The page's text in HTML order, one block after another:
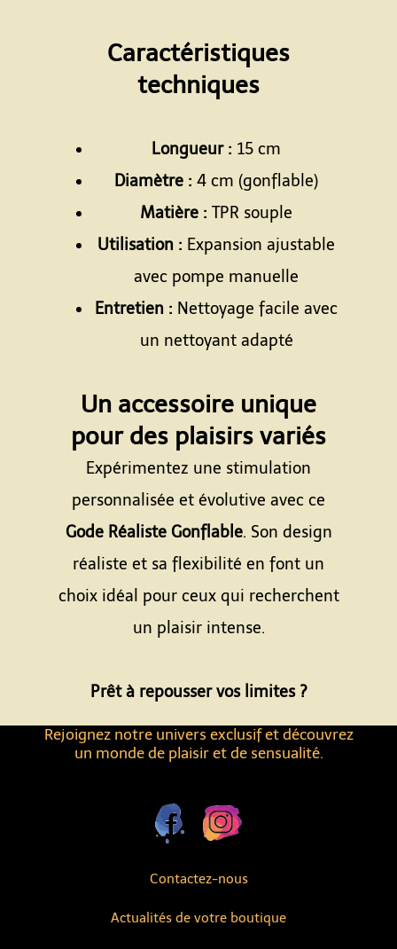
Contactez-nous
Actualités de votre boutique
Rejoignez notre univers exclusif et découvrez
un monde de plaisir et de sensualité.
Caractéristiques
techniques
Longueur : 15 cm
Diamètre : 4 cm (gonflable)
Matière : TPR souple
Utilisation : Expansion ajustable
avec pompe manuelle
Entretien : Nettoyage facile avec
un nettoyant adapté
Un accessoire unique
pour des plaisirs variés
Expérimentez une stimulation
personnalisée et évolutive avec ce
Gode Réaliste Gonflable. Son design
réaliste et sa flexibilité en font un
choix idéal pour ceux qui recherchent
un plaisir intense.
Prêt à repousser vos limites ?